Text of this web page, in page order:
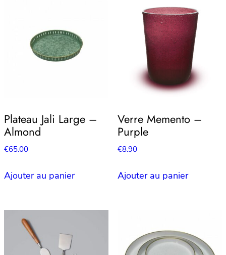
Plateau Jali Large –
Almond
€65.00
Ajouter au panier
Verre Memento –
Purple
€8.90
Ajouter au panier